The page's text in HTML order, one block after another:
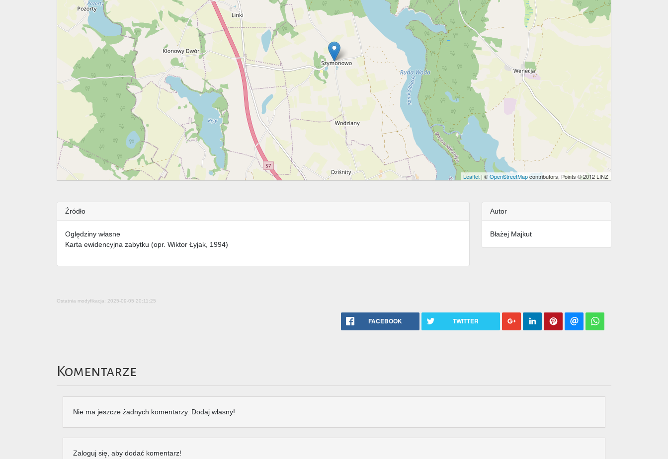
Leaflet | ©OpenStreetMapcontributors, Points © 2012 LINZ
Źródło
Oględziny własne
Karta ewidencyjna zabytku (opr. Wiktor Łyjak, 1994)
Autor
Błażej Majkut
Ostatnia modyfikacja: 2025-09-05 20:11:25
FACEBOOK TWITTER
Komentarze
Nie ma jeszcze żadnych komentarzy. Dodaj własny!
Zaloguj się, aby dodać komentarz!